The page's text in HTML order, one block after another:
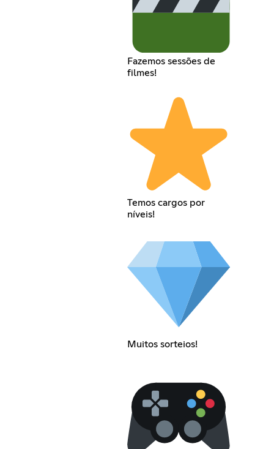
Fazemos sessões de
filmes!
Temos cargos por
níveis!
Muitos sorteios!